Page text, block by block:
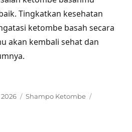
Tingkatkan kesehatan
ketombe basah secara
akan kembali sehat dan
2026 Categories
Shampo Ketombe